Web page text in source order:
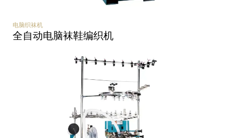
电脑织袜机
全自动电脑袜鞋编织机